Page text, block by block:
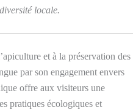
locale.
et à la préservation des
par son engagement envers
offre aux visiteurs une
pratiques écologiques et